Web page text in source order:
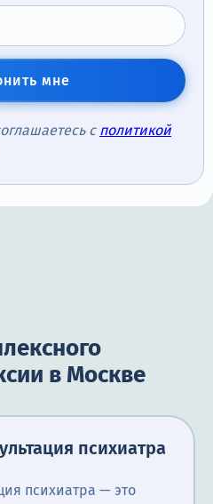
мне
с политикой
в Москве
психиатра
психиатра — это